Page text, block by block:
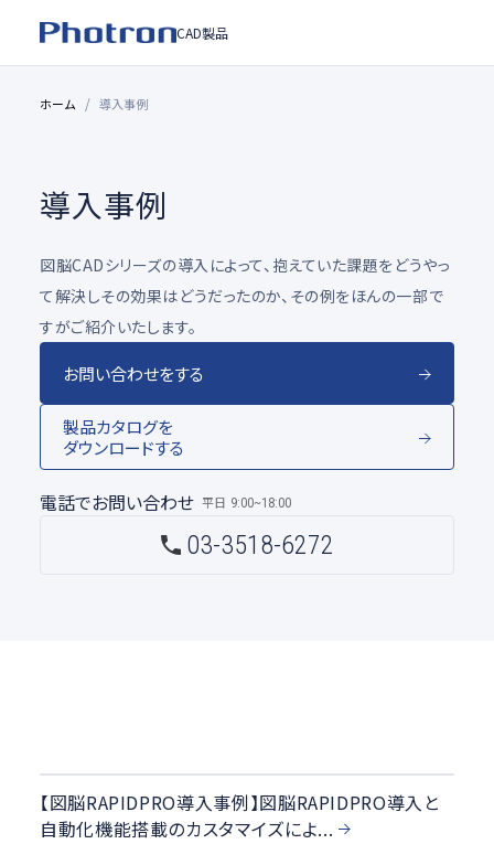
CAD製品
ホーム 導入事例
導入事例
図脳CADシリーズの導入によって、抱えていた課題をどうやっ
て解決しその効果はどうだったのか、その例をほんの一部で
すがご紹介いたします。
お問い合わせをする
製品カタログを
ダウンロードする
電話でお問い合わせ 平日 9:00~18:00
03-3518-6272
【図脳RAPIDPRO導入事例】図脳RAPIDPRO導入と
自動化機能搭載のカスタマイズによ...